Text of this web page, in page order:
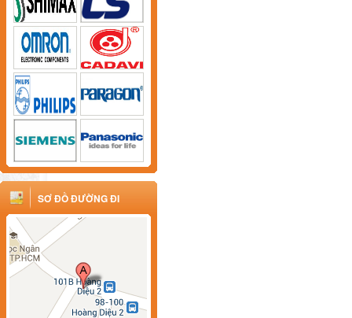
SƠ ĐỒ ĐƯỜNG ĐI